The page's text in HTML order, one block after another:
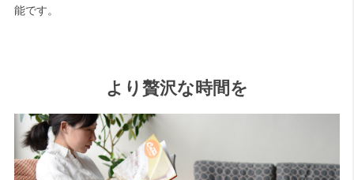
能です。
より贅沢な時間を